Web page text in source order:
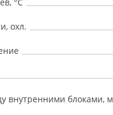
охл.
внутренними блоками, м